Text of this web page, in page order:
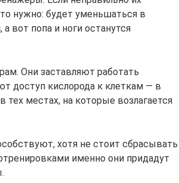
нужно: будет уменьшаться в
вот попа и ноги останутся
Они заставляют работать
доступ кислорода к клеткам — в
тех местах, на которые возлагается
хотя не стоит сбрасывать
именно они придадут